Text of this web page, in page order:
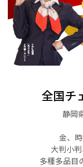
全国チ
静岡
金、
大判小
多種多品目